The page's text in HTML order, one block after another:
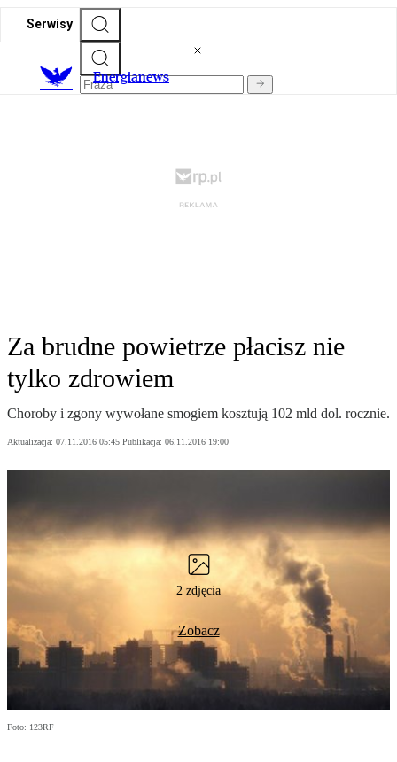
Serwisy
Energianews
Za brudne powietrze płacisz nie
tylko zdrowiem
Choroby i zgony wywołane smogiem kosztują 102 mld dol. rocznie.
Aktualizacja: 07.11.2016 05:45 Publikacja: 06.11.2016 19:00
2 zdjęcia
Zobacz
Foto: 123RF